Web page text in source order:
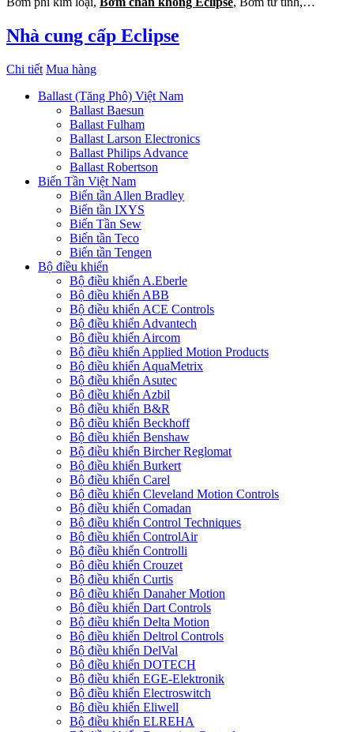
Nhà cung cấp Eclipse
Chi tiết Mua hàng
Ballast (Tăng Phô) Việt Nam
Ballast Baesun
Ballast Fulham
Ballast Larson Electronics
Ballast Philips Advance
Ballast Robertson
Biến Tần Việt Nam
Biến tần Allen Bradley
Biến tần IXYS
Biến Tần Sew
Biến tần Teco
Biến tần Tengen
Bộ điều khiển
Bộ điều khiển A.Eberle
Bộ điều khiển ABB
Bộ điều khiển ACE Controls
Bộ điều khiển Advantech
Bộ điều khiển Aircom
Bộ điều khiển Applied Motion Products
Bộ điều khiển AquaMetrix
Bộ điều khiển Asutec
Bộ điều khiển Azbil
Bộ điều khiển B&R
Bộ điều khiển Beckhoff
Bộ điều khiển Benshaw
Bộ điều khiển Bircher Reglomat
Bộ điều khiển Burkert
Bộ điều khiển Carel
Bộ điều khiển Cleveland Motion Controls
Bộ điều khiển Comadan
Bộ điều khiển Control Techniques
Bộ điều khiển ControlAir
Bộ điều khiển Controlli
Bộ điều khiển Crouzet
Bộ điều khiển Curtis
Bộ điều khiển Danaher Motion
Bộ điều khiển Dart Controls
Bộ điều khiển Delta Motion
Bộ điều khiển Deltrol Controls
Bộ điều khiển DelVal
Bộ điều khiển DOTECH
Bộ điều khiển EGE-Elektronik
Bộ điều khiển Electroswitch
Bộ điều khiển Eliwell
Bộ điều khiển ELREHA